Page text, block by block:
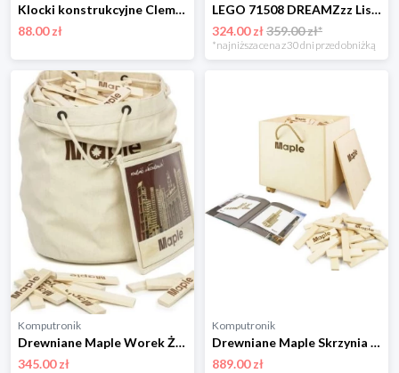
Klocki konstrukcyjne Clementoni Soft Clemmy Farma sensoryczna 17767
88.00 zł
LEGO 71508 DREAMZzz Lisi mech-strażnik Lego
324.00 zł359.00 zł*
*najniższa cena z 30 dni przed obniżką
Komputronik
Drewniane Maple Worek Żeglarski 400 szt W400
345.00 zł
Komputronik
Drewniane Maple Skrzynia 1000 szt SK1000
889.00 zł